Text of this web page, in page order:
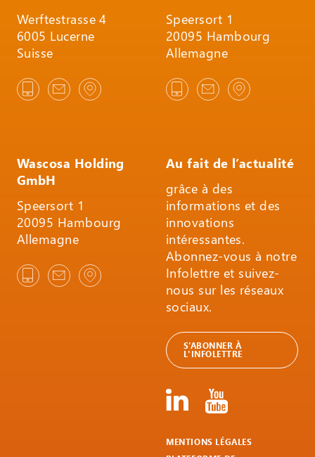
Werftestrasse 4
6005 Lucerne
Suisse
Speersort 1
20095 Hambourg
Allemagne
Wascosa Holding
GmbH
Speersort 1
20095 Hambourg
Allemagne
Au fait de l’actualité
grâce à des
informations et des
innovations
intéressantes.
Abonnez-vous à notre
Infolettre et suivez-
nous sur les réseaux
sociaux.
S’ABONNER À
L'INFOLETTRE
MENTIONS LÉGALES